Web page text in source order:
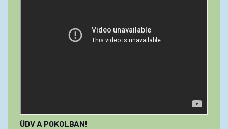
ÜDV A POKOLBAN!